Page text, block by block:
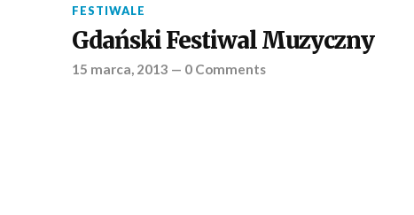
FESTIWALE
Gdański Festiwal Muzyczny
15 marca, 2013 — 0 Comments